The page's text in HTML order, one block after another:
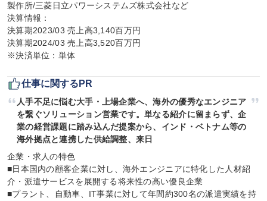
製作所/三菱日立パワーシステムズ株式会社など
決算情報：
決算期2023/03 売上高3,140百万円
決算期2024/03 売上高3,520百万円
※決済単位：単体
仕事に関するPR
人手不足に悩む大手・上場企業へ、海外の優秀なエンジニア
を繋ぐソリューション営業です。単なる紹介に留まらず、企
業の経営課題に踏み込んだ提案から、インド・ベトナム等の
海外拠点と連携した供給調整、来日
企業・求人の特色
■日本国内の顧客企業に対し、海外エンジニアに特化した人材紹
介・派遣サービスを展開する将来性の高い優良企業
■プラント、自動車、IT事業に対して年間約300名の派遣実績を持